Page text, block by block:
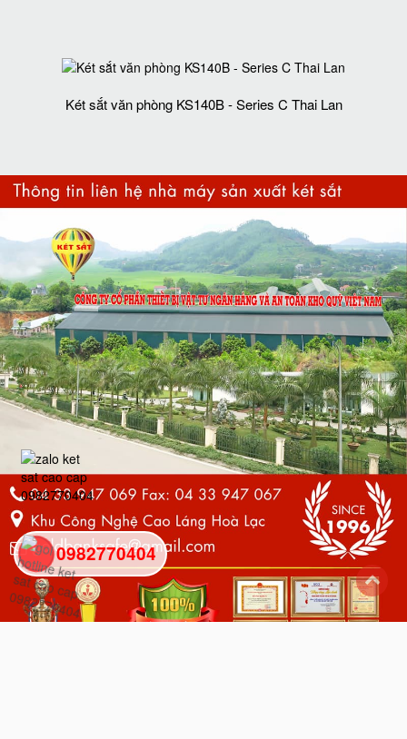
Két sắt văn phòng KS140B - Series C Thai Lan
0982770404
back